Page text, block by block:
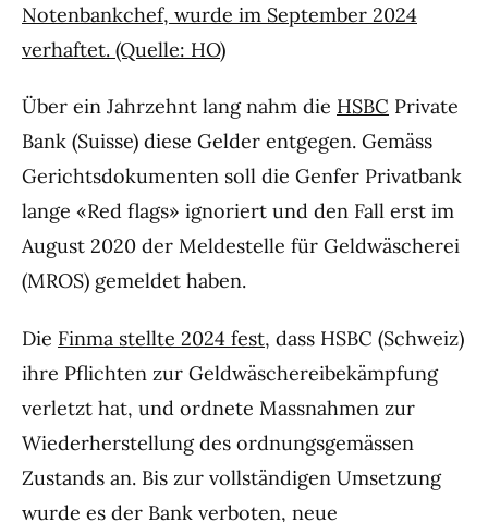
Notenbankchef, wurde im September 2024
verhaftet. (Quelle: HO)
Über ein Jahrzehnt lang nahm die HSBC Private
Bank (Suisse) diese Gelder entgegen. Gemäss
Gerichtsdokumenten soll die Genfer Privatbank
lange «Red flags» ignoriert und den Fall erst im
August 2020 der Meldestelle für Geldwäscherei
(MROS) gemeldet haben.
Die Finma stellte 2024 fest, dass HSBC (Schweiz)
ihre Pflichten zur Geldwäschereibekämpfung
verletzt hat, und ordnete Massnahmen zur
Wiederherstellung des ordnungsgemässen
Zustands an. Bis zur vollständigen Umsetzung
wurde es der Bank verboten, neue